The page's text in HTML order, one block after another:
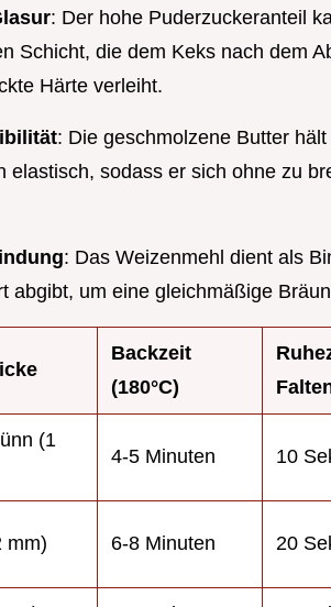
: Der hohe Puderzuckeranteil
Schicht, die dem Keks nach dem
Härte verleiht.
: Die geschmolzene Butter
elastisch, sodass er sich ohne zu
: Das Weizenmehl dient als
abgibt, um eine gleichmäßige
Backzeit
(180°C)
(1
4-5 Minuten 10
mm) 6-8 Minuten 20